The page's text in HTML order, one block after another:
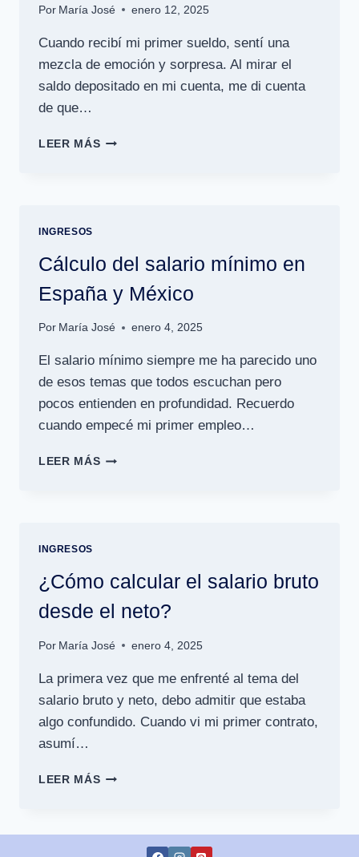
Por María José enero 12, 2025
Cuando recibí mi primer sueldo, sentí una
mezcla de emoción y sorpresa. Al mirar el
saldo depositado en mi cuenta, me di cuenta
de que…
LEER MÁS¿QUÉ
EN
ESPAÑA
Y
MÉXICO?
INGRESOS
Cálculo del salario mínimo en
España y México
Por María José enero 4, 2025
El salario mínimo siempre me ha parecido uno
de esos temas que todos escuchan pero
pocos entienden en profundidad. Recuerdo
cuando empecé mi primer empleo…
LEER MÁSCÁLCULO
MÉXICO
INGRESOS
¿Cómo calcular el salario bruto
desde el neto?
Por María José enero 4, 2025
La primera vez que me enfrenté al tema del
salario bruto y neto, debo admitir que estaba
algo confundido. Cuando vi mi primer contrato,
asumí…
LEER MÁS¿CÓMO